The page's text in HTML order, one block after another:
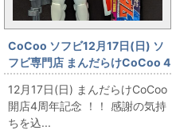
CoCoo ソフビ12月17日(日) ソ
フビ専門店 まんだらけCoCoo 4
周年記念 「D+C RX78-2 ガンダ
ム ライフルシールド プラモ成型
色カラー」
12月17日(日) まんだらけCoCoo
開店4周年記念 ！！ 感謝の気持
ちを込...